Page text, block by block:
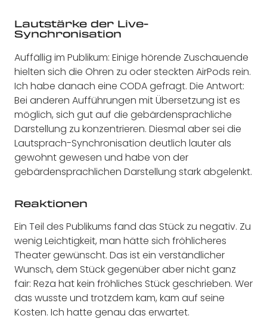
Lautstärke der Live-
Synchronisation
Auffällig im Publikum: Einige hörende Zuschauende
hielten sich die Ohren zu oder steckten AirPods rein.
Ich habe danach eine CODA gefragt. Die Antwort:
Bei anderen Aufführungen mit Übersetzung ist es
möglich, sich gut auf die gebärdensprachliche
Darstellung zu konzentrieren. Diesmal aber sei die
Lautsprach-Synchronisation deutlich lauter als
gewohnt gewesen und habe von der
gebärdensprachlichen Darstellung stark abgelenkt.
Reaktionen
Ein Teil des Publikums fand das Stück zu negativ. Zu
wenig Leichtigkeit, man hätte sich fröhlicheres
Theater gewünscht. Das ist ein verständlicher
Wunsch, dem Stück gegenüber aber nicht ganz
fair: Reza hat kein fröhliches Stück geschrieben. Wer
das wusste und trotzdem kam, kam auf seine
Kosten. Ich hatte genau das erwartet.